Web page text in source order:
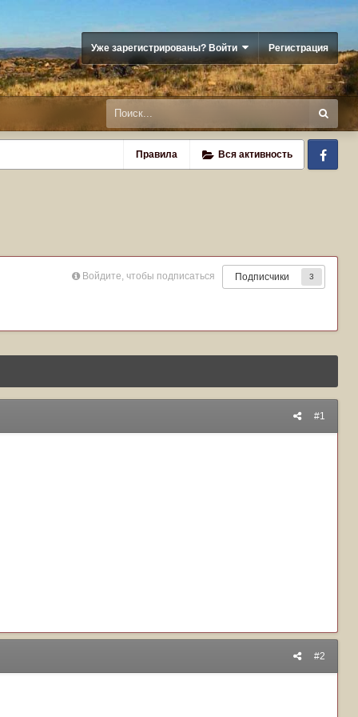
Уже зарегистрированы? Войти Регистрация
Правила Вся активность
Войдите, чтобы подписаться Подписчики 3
#1
#2